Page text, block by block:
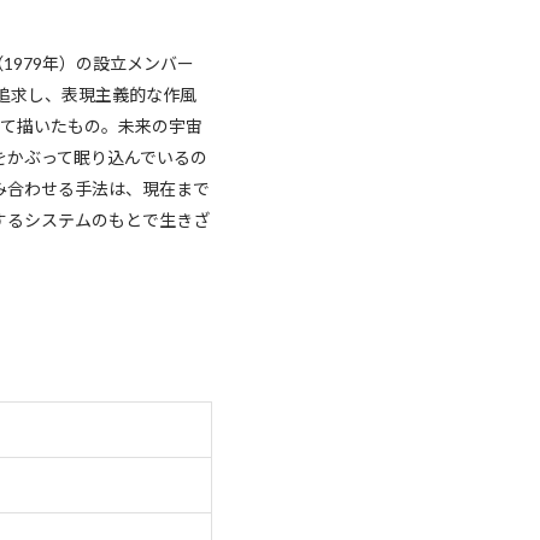
年）の設立メンバー
求し、表現主義的な作風
描いたもの。未来の宇宙
ぶって眠り込んでいるの
わせる手法は、現在まで
システムのもとで生きざ